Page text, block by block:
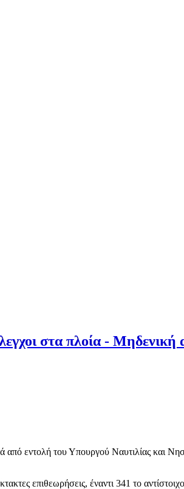
στα πλοία -
εντολή του Υπουργού Ναυτιλίας και
επιθεωρήσεις, έναντι 341 το